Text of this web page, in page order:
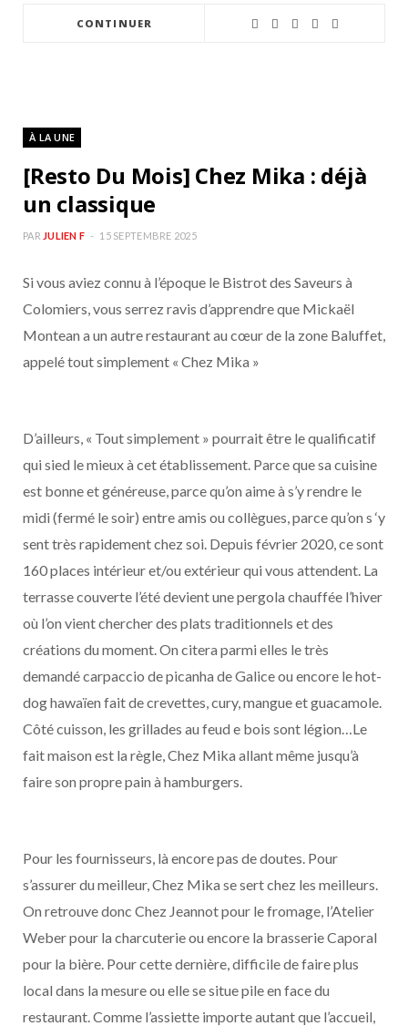
CONTINUER
À LA UNE
[Resto Du Mois] Chez Mika : déjà
un classique
PAR JULIEN F 15 SEPTEMBRE 2025
Si vous aviez connu à l’époque le Bistrot des Saveurs à
Colomiers, vous serrez ravis d’apprendre que Mickaël
Montean a un autre restaurant au cœur de la zone Baluffet,
appelé tout simplement « Chez Mika »
D’ailleurs, « Tout simplement » pourrait être le qualificatif
qui sied le mieux à cet établissement. Parce que sa cuisine
est bonne et généreuse, parce qu’on aime à s’y rendre le
midi (fermé le soir) entre amis ou collègues, parce qu’on s ‘y
sent très rapidement chez soi. Depuis février 2020, ce sont
160 places intérieur et/ou extérieur qui vous attendent. La
terrasse couverte l’été devient une pergola chauffée l’hiver
où l’on vient chercher des plats traditionnels et des
créations du moment. On citera parmi elles le très
demandé carpaccio de picanha de Galice ou encore le hot-
dog hawaïen fait de crevettes, cury, mangue et guacamole.
Côté cuisson, les grillades au feud e bois sont légion…Le
fait maison est la règle, Chez Mika allant même jusqu’à
faire son propre pain à hamburgers.
Pour les fournisseurs, là encore pas de doutes. Pour
s’assurer du meilleur, Chez Mika se sert chez les meilleurs.
On retrouve donc Chez Jeannot pour le fromage, l’Atelier
Weber pour la charcuterie ou encore la brasserie Caporal
pour la bière. Pour cette dernière, difficile de faire plus
local dans la mesure ou elle se situe pile en face du
restaurant. Comme l’assiette importe autant que l’accueil,